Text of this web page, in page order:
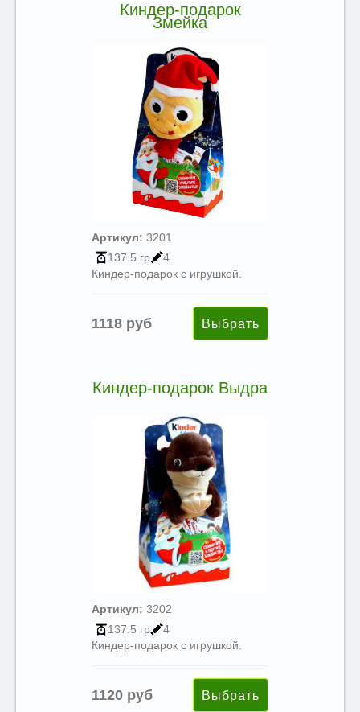
Киндер-подарок
Змейка
Артикул: 3201
137.5 гр
4
Киндер-подарок с игрушкой.
1118 руб
Киндер-подарок Выдра
Артикул: 3202
137.5 гр
4
Киндер-подарок с игрушкой.
1120 руб